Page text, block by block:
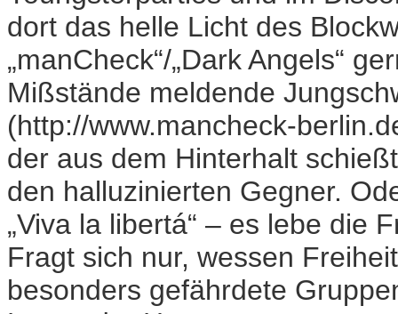
dort das helle Licht des
„manCheck“/„Dark Angels“
Mißstände meldende
(http://www.mancheck-
der aus dem Hinterhalt
den halluzinierten Gegner.
„Viva la libertá“ – es lebe die
Fragt sich nur, wessen
besonders gefährdete